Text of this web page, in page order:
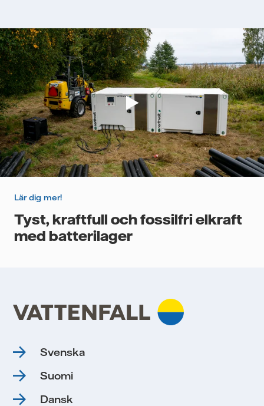
Lär dig mer!
Tyst, kraftfull och fossilfri elkraft
med batterilager
Svenska
Suomi
Dansk